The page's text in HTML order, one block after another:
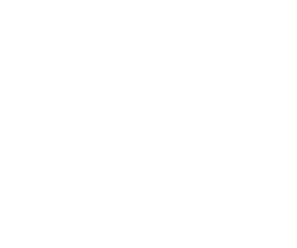
니다 • 목, 등, 무릎에 문제가 있는 분이나 최근 수